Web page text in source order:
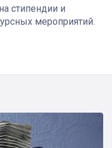
стипендии и
мероприятий.